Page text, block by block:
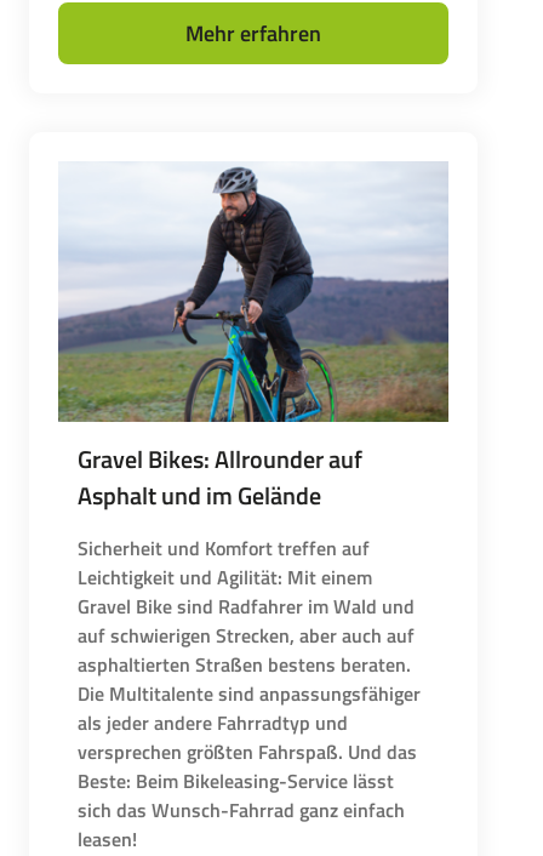
Mehr erfahren
Gravel Bikes: Allrounder auf
Asphalt und im Gelände
Sicherheit und Komfort treffen auf
Leichtigkeit und Agilität: Mit einem
Gravel Bike sind Radfahrer im Wald und
auf schwierigen Strecken, aber auch auf
asphaltierten Straßen bestens beraten.
Die Multitalente sind anpassungsfähiger
als jeder andere Fahrradtyp und
versprechen größten Fahrspaß. Und das
Beste: Beim Bikeleasing-Service lässt
sich das Wunsch-Fahrrad ganz einfach
leasen!